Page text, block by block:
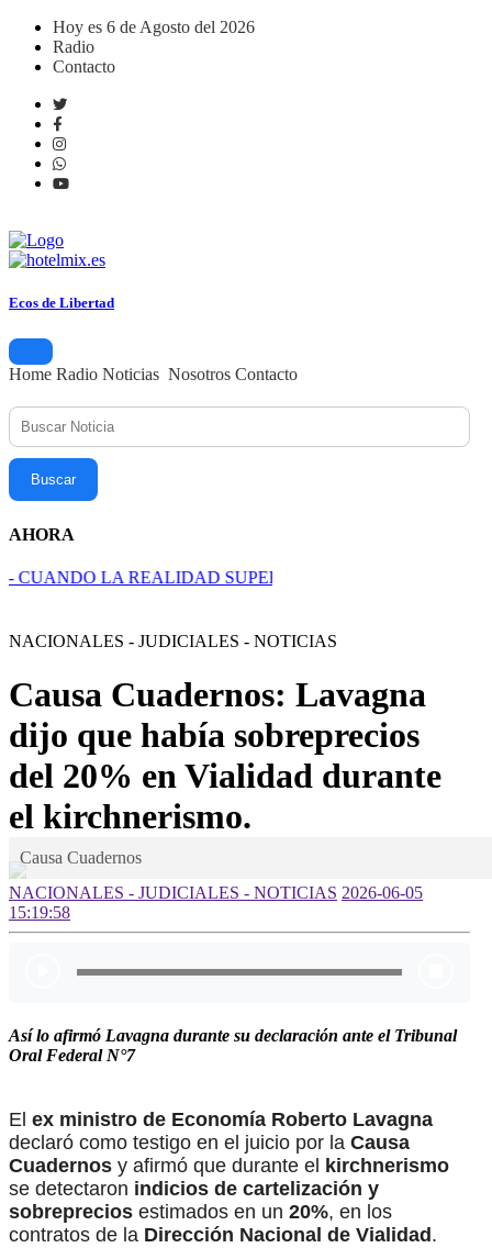
Hoy es 6 de Agosto del 2026
Radio
Contacto
Ecos de Libertad
Home Radio Noticias Nosotros Contacto
Buscar
AHORA
LA REALIDAD SUPERA EL RELATO.
NACIONALES - JUDICIALES - NOTICIAS
Causa Cuadernos: Lavagna
dijo que había sobreprecios
del 20% en Vialidad durante
el kirchnerismo.
Causa Cuadernos
NACIONALES - JUDICIALES - NOTICIAS 2026-06-05
15:19:58
Así lo afirmó Lavagna durante su declaración ante el Tribunal
Oral Federal N°7
El ex ministro de Economía Roberto Lavagna
declaró como testigo en el juicio por la Causa
Cuadernos y afirmó que durante el kirchnerismo
se detectaron indicios de cartelización y
sobreprecios estimados en un 20%, en los
contratos de la Dirección Nacional de Vialidad .